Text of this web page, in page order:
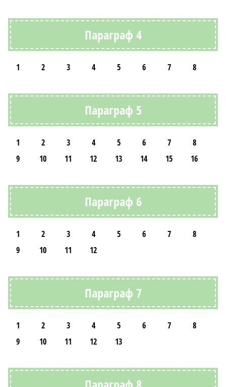
Параграф 4
1 2 3 4 5 6 7 8
Параграф 5
1 2 3 4 5 6 7
8
9
10 11 12 13 14 15 16
Параграф 6
1 2 3 4 5 6 7
8
9
10 11 12
Параграф 7
1 2 3 4 5 6 7
8
9
10 11 12 13